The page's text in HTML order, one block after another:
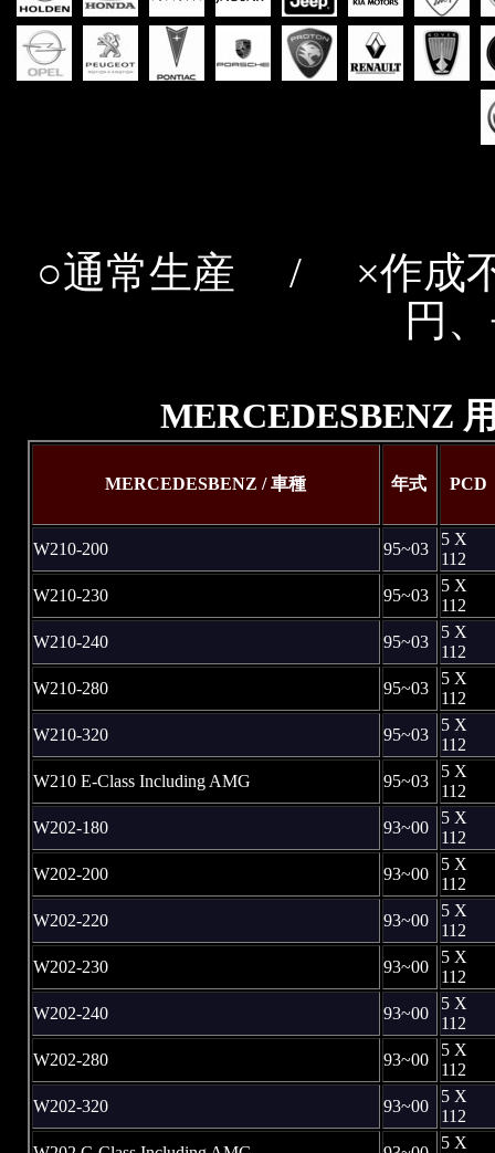
○通常生産 / ×作成
円
MERCEDESBENZ
MERCEDESBENZ / 車種 年式 PCD
W210-200 95~03
5 X
112
W210-230
95~03
5 X
112
W210-240
95~03
5 X
112
W210-280
95~03
5 X
112
W210-320
95~03
5 X
112
W210 E-Class Including AMG
95~03
5 X
112
W202-180
93~00
5 X
112
W202-200
93~00
5 X
112
W202-220
93~00
5 X
112
W202-230
93~00
5 X
112
W202-240
93~00
5 X
112
W202-280
93~00
5 X
112
W202-320
93~00
5 X
112
5 X